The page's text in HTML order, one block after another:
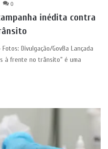
0
inédita contra
Divulgação/GovBa Lançada
à frente no trânsito” é uma